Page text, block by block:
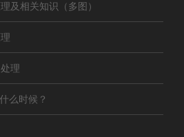
及相关知识（多图）
理
么时候？